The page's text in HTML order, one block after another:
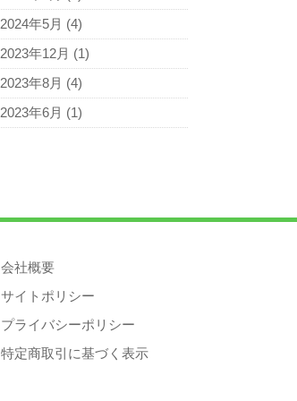
2024年5月 (4)
2023年12月 (1)
2023年8月 (4)
2023年6月 (1)
会社概要
サイトポリシー
プライバシーポリシー
特定商取引に基づく表示